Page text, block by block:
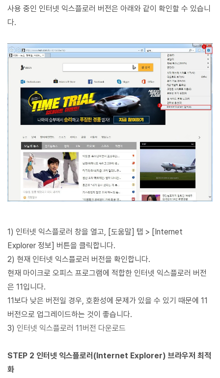
사용 중인 인터넷 익스플로러 버전은 아래와 같이 확인할 수 있습니
다.
1) 인터넷 익스플로러 창을 열고, [도움말] 탭 > [Internet
Explorer 정보] 버튼을 클릭합니다.
2) 현재 인터넷 익스플로러 버전을 확인합니다.
현재 마이크로 오피스 프로그램에 적합한 인터넷 익스플로러 버전
은 11입니다.
11보다 낮은 버전일 경우, 호환성에 문제가 있을 수 있기 때문에 11
버전으로 업그레이드하는 것이 좋습니다.
3) 인터넷 익스플로러 11버전 다운로드
STEP 2 인터넷 익스플로러(Internet Explorer) 브라우저 최적
화